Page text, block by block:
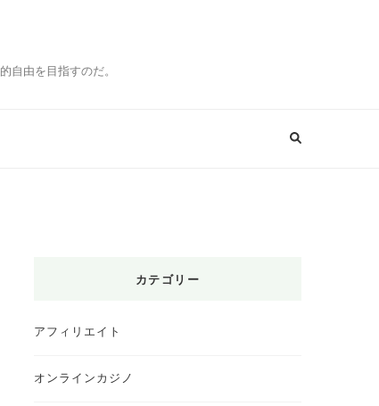
自由を目指すのだ。
カテゴリー
アフィリエイト
オンラインカジノ